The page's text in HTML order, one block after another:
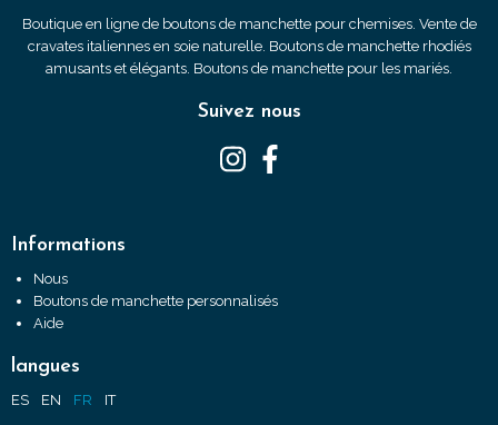
Boutique en ligne de boutons de manchette pour chemises. Vente de
cravates italiennes en soie naturelle. Boutons de manchette rhodiés
amusants et élégants. Boutons de manchette pour les mariés.
Suivez nous
Informations
Nous
Boutons de manchette personnalisés
Aide
langues
ES EN FR IT